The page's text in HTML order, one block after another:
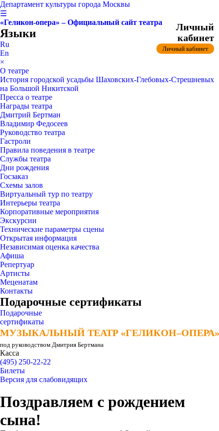
Департамент культуры города Москвы
☰
«Геликон-опера» – Официальный сайт театра
Языки
Ru
En
×
О театре
История городской усадьбы Шаховских-Глебовых-Стрешневых
на Большой Никитской
Пресса о театре
Награды театра
Дмитрий Бертман
Владимир Федосеев
Руководство театра
Гастроли
Правила поведения в театре
Службы театра
Дни рождения
Госзаказ
Схемы залов
Виртуальный тур по театру
Интерьеры театра
Корпоративные мероприятия
Экскурсии
Технические параметры сцены
Открытая информация
Независимая оценка качества
Афиша
Репертуар
Артисты
Меценатам
Контакты
Подарочные сертификаты
Подарочные
сертификаты
МУЗЫКАЛЬНЫЙ ТЕАТР «ГЕЛИКОН–ОПЕРА»
МУЗЫКАЛЬНЫЙ ТЕАТР «ГЕЛИКОН–ОПЕРА»
под руководством Дмитрия Бертмана
Касса
(495) 250-22-22
Личный
кабинет
Личный кабинет
Билеты
Версия для слабовидящих
Поздравляем с рождением
сына!